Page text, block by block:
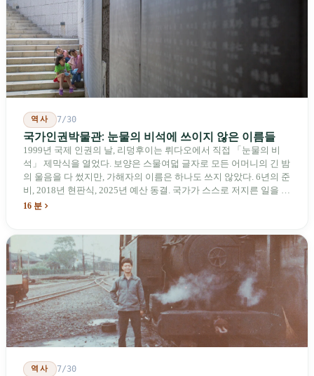
장벽을 낮춰야 한다는 점이다. 타이완에서 46년간 원격 조종 장난감
비행기를 만들어 온 한 회사가 오하이오주에 두 번째 공장을 건설할
계획을 세우고 있다.
역사 7/30
국가인권박물관: 눈물의 비석에 쓰이지 않은 이름들
1999년 국제 인권의 날, 리덩후이는 뤼다오에서 직접 「눈물의 비
석」 제막식을 열었다. 보양은 스물여덟 글자로 모든 어머니의 긴 밤
의 울음을 다 썼지만, 가해자의 이름은 하나도 쓰지 않았다. 6년의 준
비, 2018년 현판식, 2025년 예산 동결. 국가가 스스로 저지른 일을 기
념하기 위해 스스로 세운 박물관. 계엄 해제 39년 동안 사법 재판을
16 분
역사 7/30